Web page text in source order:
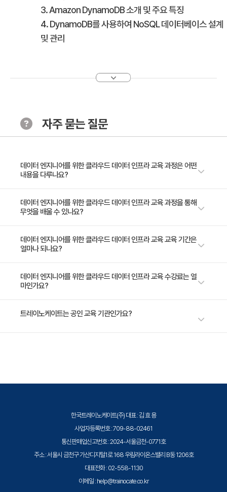
3. Amazon DynamoDB 소개 및 주요 특징
4. DynamoDB를 사용하여 NoSQL 데이터베이스 설계
및 관리
분석]
이터 전송 및 로딩, 데이터 분석 및 처리 등 다양한 데이터
파이프라인을 구축하고 관리하는 능력을 향상합니다.
1. Amazon Kinesis 서비스 소개 및 사용 사례
2. Amazon Kinesis Streams를 사용한 데이터 스트리
3. Amazon Kinesis Data Firehose를 사용한 데이터
4. Amazon Kinesis Analytics를 사용한 데이터 분석
및 처리
[Chapter 3: AWS 데이터 파이프라인]
데이터 엔지니어링과 데이터 파이프라인의 개념을 이해
하고, AWS Glue 및 AWS Data Pipeline을 활용하여 데
3. Amazon S3를 사용한 데이터 저장 및 관리
4. AWS Data Pipeline을 사용한 데이터 워크플로우 자
자주 묻는 질문
데이터 엔지니어를 위한 클라우드 데이터 인프라 교육 과정은 어떤
내용을 다루나요?
이 강의는 데이터 엔지니어링의 핵심을 담은 커리큘럼으로 구성되어 있으며,
클라우드 기반 데이터 인프라의 구축 및 관리에 초점을 맞춥니다. 참가자는
기술을 습득하게 됩니다. 또한, Amazon Kinesis를 활용한 실시간 데이터
스트리밍 및 분석, AWS Glue와 Data Pipeline을 이용한 ETL 프로세스 및
클라우드에서 안정적이고 확장 가능한 데이터 인프라를 구축하고 운영하는
데 필요한 전문적인 기술과 지식을 키우게 될 것입니다.
데이터 엔지니어를 위한 클라우드 데이터 인프라 교육 과정을 통해
무엇을 배울 수 있나요?
본 과정은 데이터 엔지니어들이 클라우드 기반 인프라를 사용하여 데이터 중
심의 솔루션을 설계, 구축 및 관리하는 능력을 개발할 수 있도록 돕습니다.
의 베스트 프랙티스를 이해하고 적용하는 능력을 갖추게 됩니다.
데이터 엔지니어를 위한 클라우드 데이터 인프라 교육 교육 기간은
얼마나 되나요?
2일 과정입니다. 상세 일정은 교육 페이지에서 확인하실 수 있습니다.
데이터 엔지니어를 위한 클라우드 데이터 인프라 교육 수강료는 얼
마인가요?
수강료는 800,000원(VAT 별도)입니다. 고용보험 환급 및 기업 할인 혜택
트레이노케이트는 공인 교육 기관인가요?
한국트레이노케이트(주) 대표 : 김 효 용
사업자등록번호 : 709-88-02461
통신판매업신고번호 : 2024-서울금천-0771호
주소 : 서울시 금천구 가산디지털1로 168 우림라이온스밸리 B동 1206호
대표전화 : 02-558-1130
이메일 : help@trainocate.co.kr